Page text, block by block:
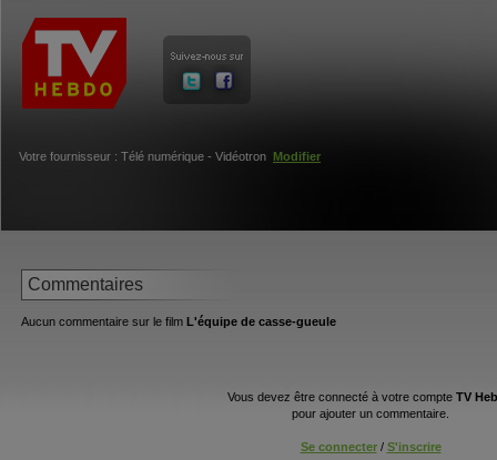
Votre fournisseur : Télé numérique - Vidéotron Modifier
Commentaires
Aucun commentaire sur le film L'équipe de casse-gueule
Vous devez être connecté à votre compte TV
pour ajouter un commentaire.
Se connecter/ S'inscrire